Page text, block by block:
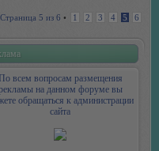
Страница 5 из 6 • 1 2 3 4 5 6
По всем вопросам размещения
на данном форуме вы
обращаться к администрации
сайта